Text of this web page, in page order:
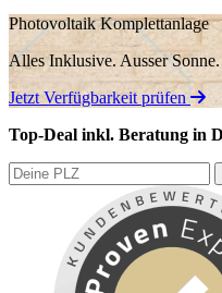
Photovoltaik Komplettanlage
Alles Inklusive. Ausser Sonne.
Jetzt Verfügbarkeit prüfen
Top-Deal inkl. Beratung in